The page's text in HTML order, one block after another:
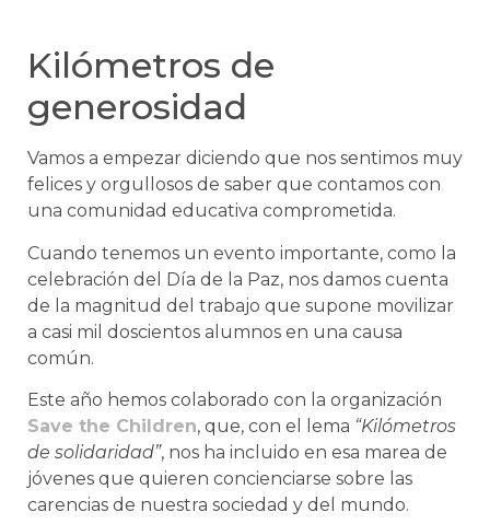
Kilómetros de
generosidad
Vamos a empezar diciendo que nos sentimos muy
felices y orgullosos de saber que contamos con
una comunidad educativa comprometida.
Cuando tenemos un evento importante, como la
celebración del Día de la Paz, nos damos cuenta
de la magnitud del trabajo que supone movilizar
a casi mil doscientos alumnos en una causa
común.
Este año hemos colaborado con la organización
Save the Children, que, con el lema “Kilómetros
de solidaridad”, nos ha incluido en esa marea de
jóvenes que quieren concienciarse sobre las
carencias de nuestra sociedad y del mundo.